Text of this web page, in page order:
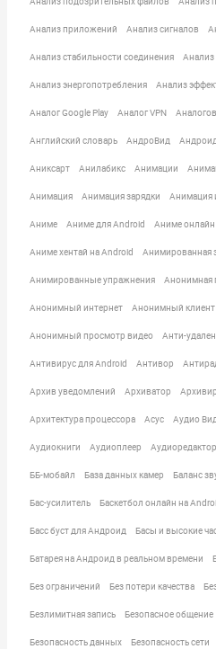
Анализ приложений Анализ сигналов
Анализ стабильности соединения Анализ
Анализ энергопотребления Анализ
Аналог Google Play Аналог VPN
Английский словарь АндроВид
Аниксарт Анилабикс Анимации
Анимация Анимация зарядки Анимация
Аниме Аниме для Android Аниме онлайн
Аниме хентай на Android Анимированная
Анимированные упражнения Анонимная
Анонимный интернет Анонимный клиент
Анонимный просмотр видео Анти-
Антивирус для Android Антивор
Архив уведомлений Архиватор
Архитектура процессора Асус Аудио
Аудиокниги Аудиоплеер Аудиоредактор
ББ-мобайл База данных камер Баланс
Бас-усилитель Баскетбол онлайн на
Басс буст для Андроид Басы и высокие
Батарея на Андроид в реальном времени
Без ограничений Без потери качества
Безлимитная запись Безопасное общение
Безопасность данных Безопасность сети